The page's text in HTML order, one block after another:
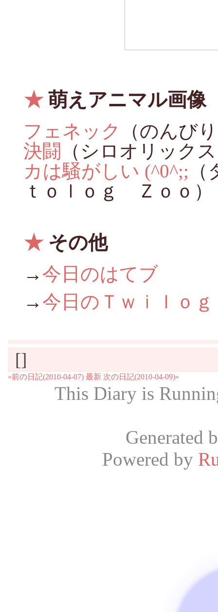
★萌えアニマル画像
フェネック
（のんび
決闘
（シロオリック
カは騒がしい (^0^;;
ｔｏｌｏｇ Ｚｏｏ）
★その他
→ 今日のはてブ
→ 今日のＴｗｉｌｏｇ
[]
«前の日記(2010-04-07) 最新 次の日記(2010-04-09)»
This Diary is
Generated
Powered by